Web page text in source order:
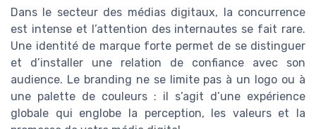
Dans le secteur des médias digitaux, la concurrence
est intense et l’attention des internautes se fait rare.
Une identité de marque forte permet de se distinguer
et d’installer une relation de confiance avec son
audience. Le branding ne se limite pas à un logo ou à
une palette de couleurs : il s’agit d’une expérience
globale qui englobe la perception, les valeurs et la